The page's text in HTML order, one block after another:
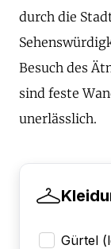
durch die
Besuch des
sind feste
unerlässlich.
Gürtel